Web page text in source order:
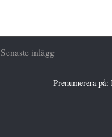
Senaste inlägg
Prenumerera på: